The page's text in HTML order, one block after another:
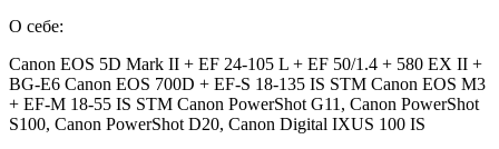
О себе:
Canon EOS 5D Mark II + EF 24-105 L + EF 50/1.4 + 580 EX II +
BG-E6 Canon EOS 700D + EF-S 18-135 IS STM Canon EOS M3
+ EF-M 18-55 IS STM Canon PowerShot G11, Canon PowerShot
S100, Canon PowerShot D20, Canon Digital IXUS 100 IS